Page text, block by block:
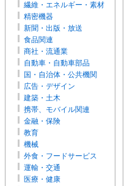
繊維・エネルギー・素材
精密機器
新聞・出版・放送
食品関連
商社・流通業
自動車・自動車部品
国・自治体・公共機関
広告・デザイン
建築・土木
携帯、モバイル関連
金融・保険
教育
機械
外食・フードサービス
運輸・交通
医療・健康